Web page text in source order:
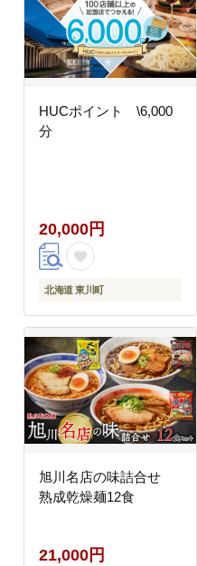
HUCポイント \6,000
分
20,000円
北海道 東川町
旭川名店の味詰合せ
熟成乾燥麺12食
21,000円